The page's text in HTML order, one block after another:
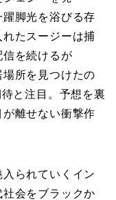
脚光を浴びる存
たスージーは捕
信を続けるが
所を見つけたの
と注目。予想を裏
離せない衝撃作
入られていくイン
会をブラックか